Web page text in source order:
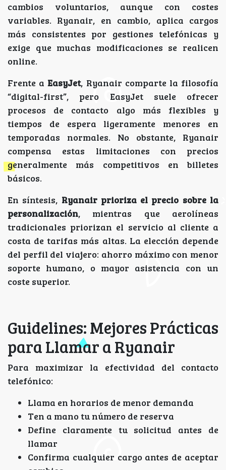
cambios voluntarios, aunque con costes
variables. Ryanair, en cambio, aplica cargos
más consistentes por gestiones telefónicas y
exige que muchas modificaciones se realicen
online.
Frente aEasyJet, Ryanair comparte la filosofía
“digital-first”, pero EasyJet suele ofrecer
procesos de contacto algo más flexibles y
tiempos de espera ligeramente menores en
temporadas normales. No obstante, Ryanair
compensa estas limitaciones con precios
generalmente más competitivos en billetes
básicos.
En síntesis, Ryanair prioriza el precio sobre la
personalización, mientras que aerolíneas
tradicionales priorizan el servicio al cliente a
costa de tarifas más altas. La elección depende
del perfil del viajero: ahorro máximo con menor
soporte humano, o mayor asistencia con un
coste superior.
Guidelines: Mejores Prácticas
para Llamar a Ryanair
Para maximizar la efectividad del contacto
telefónico:
Llama en horarios de menor demanda
Ten a mano tu número de reserva
Define claramente tu solicitud antes de
llamar
Confirma cualquier cargo antes de aceptar